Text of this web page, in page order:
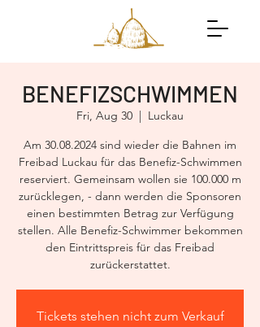
BENEFIZSCHWIMMEN
Fri, Aug 30
  |
Luckau
Am 30.08.2024 sind wieder die Bahnen im
Freibad Luckau für das Benefiz-Schwimmen
reserviert. Gemeinsam wollen sie 100.000 m
zurücklegen, - dann werden die Sponsoren
einen bestimmten Betrag zur Verfügung
stellen. Alle Benefiz-Schwimmer bekommen
den Eintrittspreis für das Freibad
zurückerstattet.
Tickets stehen nicht zum Verkauf